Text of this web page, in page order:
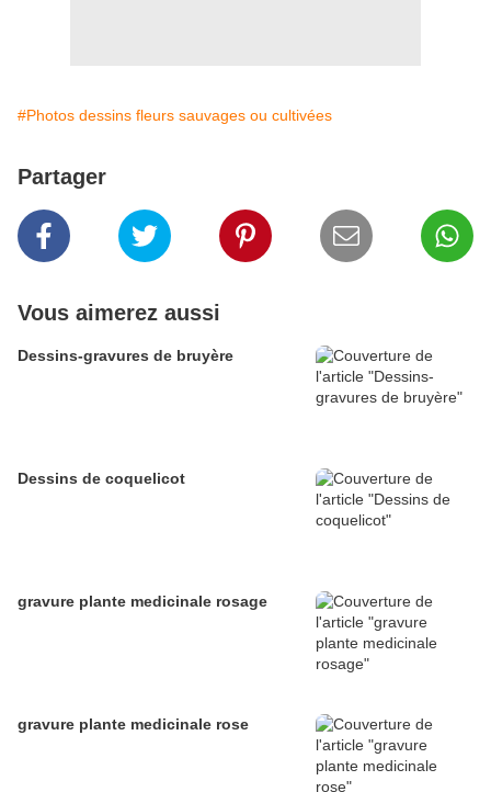
#Photos dessins fleurs sauvages ou cultivées
Partager
Vous aimerez aussi
Dessins-gravures de bruyère
Dessins de coquelicot
gravure plante medicinale rosage
gravure plante medicinale rose